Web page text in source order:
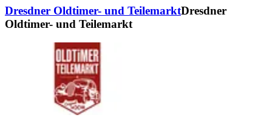
Dresdner Oldtimer- und TeilemarktDresdner
Oldtimer- und Teilemarkt